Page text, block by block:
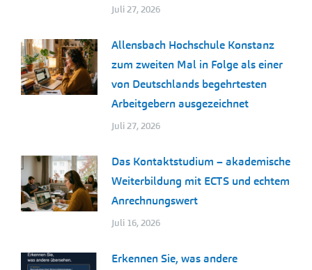
Juli 27, 2026
Allensbach Hochschule Konstanz
zum zweiten Mal in Folge als einer
von Deutschlands begehrtesten
Arbeitgebern ausgezeichnet
Juli 27, 2026
Das Kontaktstudium – akademische
Weiterbildung mit ECTS und echtem
Anrechnungswert
Juli 16, 2026
Erkennen Sie, was andere